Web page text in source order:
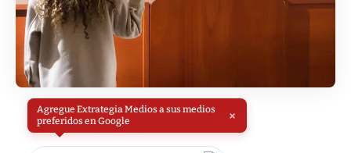
Agregue Extrategia Medios a sus medios
preferidos en Google
×